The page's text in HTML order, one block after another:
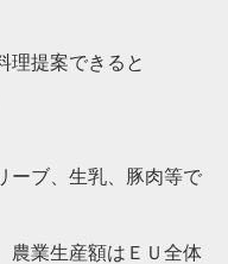
理提案できると
ーブ、生乳、豚肉等で
農業生産額はＥＵ全体